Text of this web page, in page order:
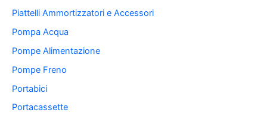
Piattelli Ammortizzatori e Accessori
Pompa Acqua
Pompe Alimentazione
Pompe Freno
Portabici
Portacassette